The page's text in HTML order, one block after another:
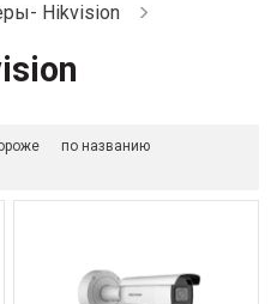
Hikvision
по названию